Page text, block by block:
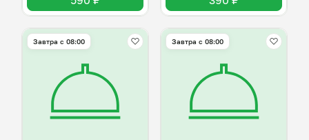
Завтра c 08:00 Завтра c 08:00